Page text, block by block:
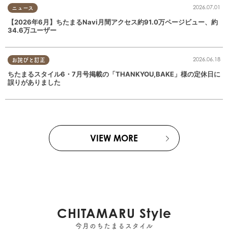
ニュース 2026.07.01
【2026年6月】ちたまるNavi月間アクセス約91.0万ページビュー、約
34.6万ユーザー
お詫びと訂正 2026.06.18
ちたまるスタイル6・7月号掲載の「THANKYOU,BAKE」様の定休日に
誤りがありました
VIEW MORE
CHITAMARU Style
今月のちたまるスタイル